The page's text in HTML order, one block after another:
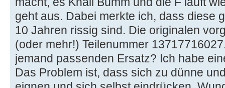
geht aus. Dabei merkte ich, dass diese
10 Jahren rissig sind. Die originalen
(oder mehr!) Teilenummer
jemand passenden Ersatz? Ich habe
Das Problem ist, dass sich zu dünne